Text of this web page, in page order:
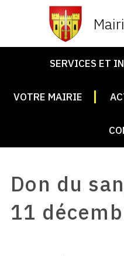
SERVICES ET
VOTRE MAIRIE
Don du
11